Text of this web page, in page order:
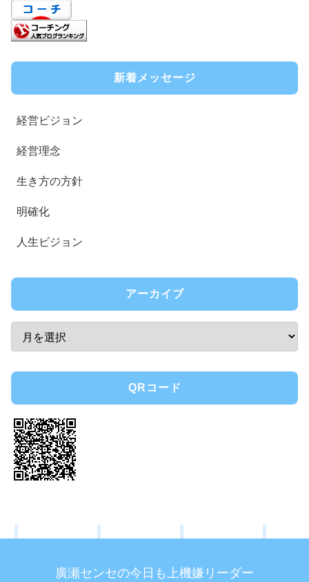
新着メッセージ
経営ビジョン
経営理念
生き方の方針
明確化
人生ビジョン
アーカイブ
QRコード
廣瀬センセの今日も上機嫌リーダー